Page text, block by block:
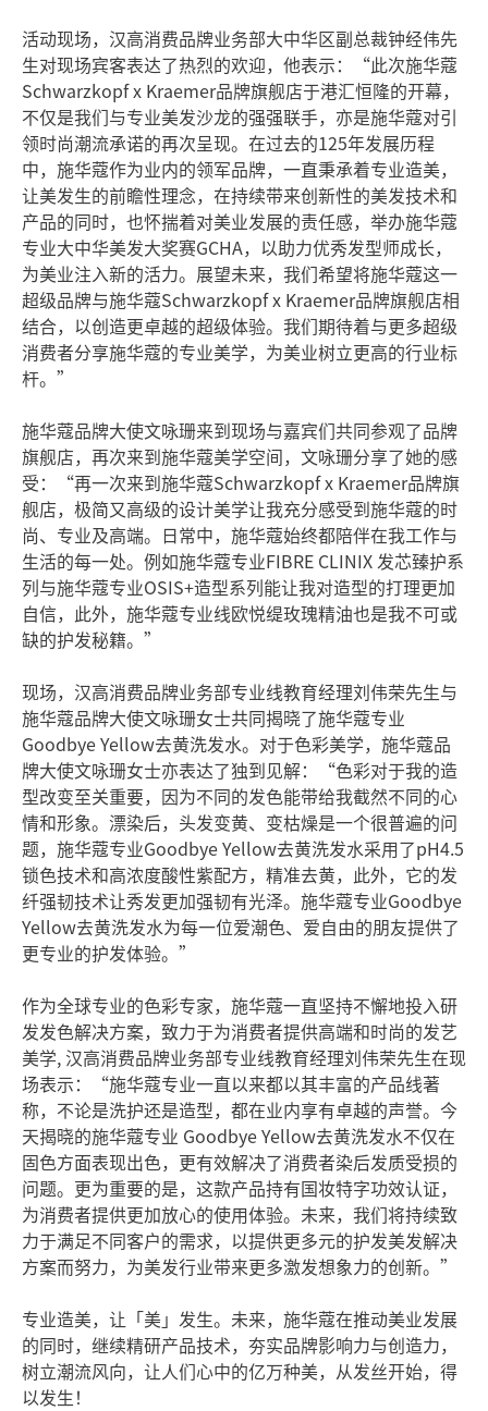
活动现场，汉高消费品牌业务部大中华区副总裁钟经伟先
生对现场宾客表达了热烈的欢迎，他表示：“此次施华蔻
Schwarzkopf x Kraemer品牌旗舰店于港汇恒隆的开幕，
不仅是我们与专业美发沙龙的强强联手，亦是施华蔻对引
领时尚潮流承诺的再次呈现。在过去的125年发展历程
中，施华蔻作为业内的领军品牌，一直秉承着专业造美，
让美发生的前瞻性理念，在持续带来创新性的美发技术和
产品的同时，也怀揣着对美业发展的责任感，举办施华蔻
专业大中华美发大奖赛GCHA，以助力优秀发型师成长，
为美业注入新的活力。展望未来，我们希望将施华蔻这一
超级品牌与施华蔻Schwarzkopf x Kraemer品牌旗舰店相
结合，以创造更卓越的超级体验。我们期待着与更多超级
消费者分享施华蔻的专业美学，为美业树立更高的行业标
杆。”
施华蔻品牌大使文咏珊来到现场与嘉宾们共同参观了品牌
旗舰店，再次来到施华蔻美学空间，文咏珊分享了她的感
受：“再一次来到施华蔻Schwarzkopf x Kraemer品牌旗
舰店，极简又高级的设计美学让我充分感受到施华蔻的时
尚、专业及高端。日常中，施华蔻始终都陪伴在我工作与
生活的每一处。例如施华蔻专业FIBRE CLINIX 发芯臻护系
列与施华蔻专业OSIS+造型系列能让我对造型的打理更加
自信，此外，施华蔻专业线欧悦缇玫瑰精油也是我不可或
缺的护发秘籍。”
现场，汉高消费品牌业务部专业线教育经理刘伟荣先生与
施华蔻品牌大使文咏珊女士共同揭晓了施华蔻专业
Goodbye Yellow去黄洗发水。对于色彩美学，施华蔻品
牌大使文咏珊女士亦表达了独到见解：“色彩对于我的造
型改变至关重要，因为不同的发色能带给我截然不同的心
情和形象。漂染后，头发变黄、变枯燥是一个很普遍的问
题，施华蔻专业Goodbye Yellow去黄洗发水采用了pH4.5
锁色技术和高浓度酸性紫配方，精准去黄，此外，它的发
纤强韧技术让秀发更加强韧有光泽。施华蔻专业Goodbye
Yellow去黄洗发水为每一位爱潮色、爱自由的朋友提供了
更专业的护发体验。”
作为全球专业的色彩专家，施华蔻一直坚持不懈地投入研
发发色解决方案，致力于为消费者提供高端和时尚的发艺
美学, 汉高消费品牌业务部专业线教育经理刘伟荣先生在现
场表示：“施华蔻专业一直以来都以其丰富的产品线著
称，不论是洗护还是造型，都在业内享有卓越的声誉。今
天揭晓的施华蔻专业 Goodbye Yellow去黄洗发水不仅在
固色方面表现出色，更有效解决了消费者染后发质受损的
问题。更为重要的是，这款产品持有国妆特字功效认证，
为消费者提供更加放心的使用体验。未来，我们将持续致
力于满足不同客户的需求，以提供更多元的护发美发解决
方案而努力，为美发行业带来更多激发想象力的创新。”
专业造美，让「美」发生。未来，施华蔻在推动美业发展
的同时，继续精研产品技术，夯实品牌影响力与创造力，
树立潮流风向，让人们心中的亿万种美，从发丝开始，得
以发生！